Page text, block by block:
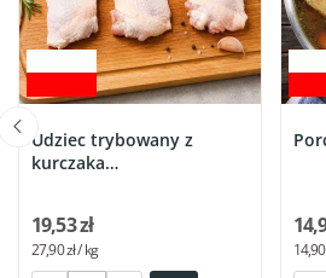
Udziec trybowany z
kurczaka
19,53 zł
27,90 zł / kg